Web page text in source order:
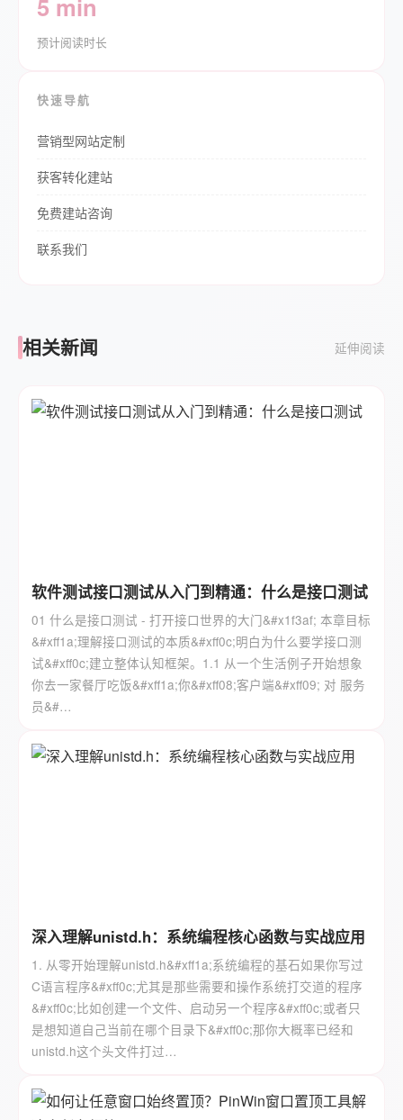
5 min
预计阅读时长
快速导航
营销型网站定制
获客转化建站
免费建站咨询
联系我们
相关新闻 延伸阅读
软件测试接口测试从入门到精通：什么是接口测试
01 什么是接口测试 - 打开接口世界的大门&#x1f3af; 本章目标
&#xff1a;理解接口测试的本质&#xff0c;明白为什么要学接口测
试&#xff0c;建立整体认知框架。1.1 从一个生活例子开始想象
你去一家餐厅吃饭&#xff1a;你&#xff08;客户端&#xff09; 对 服务
员&#…
深入理解unistd.h：系统编程核心函数与实战应用
1. 从零开始理解unistd.h&#xff1a;系统编程的基石如果你写过
C语言程序&#xff0c;尤其是那些需要和操作系统打交道的程序
&#xff0c;比如创建一个文件、启动另一个程序&#xff0c;或者只
是想知道自己当前在哪个目录下&#xff0c;那你大概率已经和
unistd.h这个头文件打过…